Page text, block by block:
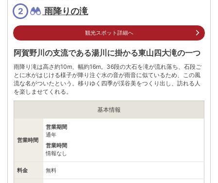
福島県会津若松市東山町石山院内1
磐越自動車道会津若松ICから車で約15分
JR会津若松駅から周遊バス利用で約30分
駐車場
無料（120台）
※乗用車100台・バス20台
※ 掲載情報は変更になる場合があります。最新の内容はご利用前にご自身でお
問合せください。
※ 料金情報は税込・税抜表記が混ざっております。正しい金額はご利用前にご
自身でお問合せください。
2 雨降りの滝
観光スポット詳細へ
阿賀野川の支流である湯川に掛かる東山四大滝の一つ
雨降り滝は高さ約10m、幅約16m。36段の大石を滝が流れ落ち、石段ご
とに水がはじける様子が降り注ぐ水の音が雨音に似ているため、この風
流な名がついたという。移りゆく四季が渓谷美をつくり出し、訪れる人
を楽しませてくれる。
基本情報
営業時間
営業期間
通年
営業時間
情報なし
料金 無料